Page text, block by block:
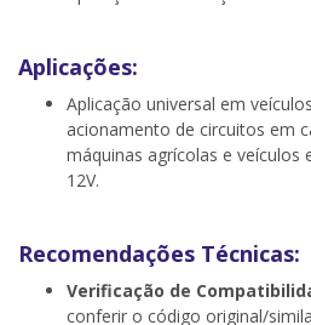
Aplicações:
Aplicação universal em
acionamento de circuitos em
máquinas agrícolas e veículos
12V.
Recomendações Técnicas:
Verificação de
conferir o código original/